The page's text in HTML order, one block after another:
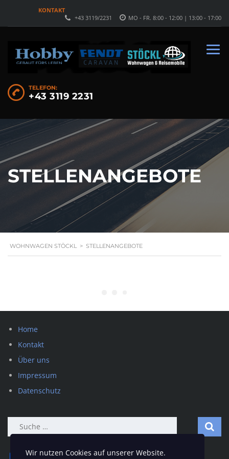
KONTAKT
MO - FR. 8:00 - 12:00 | 13:00 - 17:00
+43 3119/2231
TELEFON:
+43 3119 2231
STELLENANGEBOTE
WOHNWAGEN STÖCKL > STELLENANGEBOTE
Home
Kontakt
Über uns
Impressum
Datenschutz
Suche
nach:
Wir nutzen Cookies auf unserer Website.